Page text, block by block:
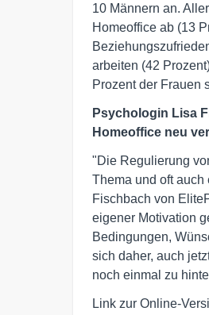
10 Männern an.
Homeoffice ab (13
arbeiten (42
Prozent der Frauen
Psychologin Lisa
Homeoffice neu
"Die Regulierung
Thema und oft
Fischbach von
eigener Motivation
Bedingungen,
sich daher, auch
noch einmal zu
Link zur Online-